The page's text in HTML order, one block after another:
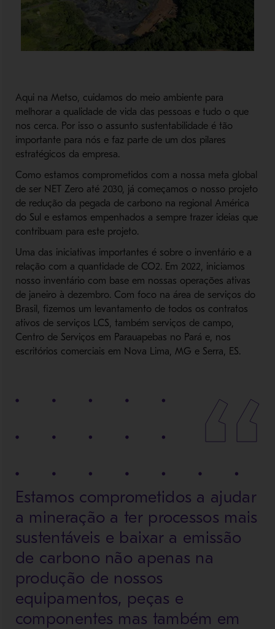
Aqui na Metso, cuidamos do meio ambiente para
melhorar a qualidade de vida das pessoas e tudo o que
nos cerca. Por isso o assunto sustentabilidade é tão
importante para nós e faz parte de um dos pilares
estratégicos da empresa.
Como estamos comprometidos com a nossa meta global
de ser NET Zero até 2030, já começamos o nosso projeto
de redução da pegada de carbono na regional América
do Sul e estamos empenhados a sempre trazer ideias que
contribuam para este projeto.
Uma das iniciativas importantes é sobre o inventário e a
relação com a quantidade de CO2. Em 2022, iniciamos
nosso inventário com base em nossas operações ativas
de janeiro à dezembro. Com foco na área de serviços do
Brasil, fizemos um levantamento de todos os contratos
ativos de serviços LCS, também serviços de campo,
Centro de Serviços em Parauapebas no Pará e, nos
escritórios comerciais em Nova Lima, MG e Serra, ES.
Estamos comprometidos a ajudar
a mineração a ter processos mais
sustentáveis e baixar a emissão
de carbono não apenas na
produção de nossos
equipamentos, peças e
componentes mas também em